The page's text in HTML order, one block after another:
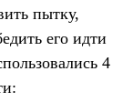
пытку,
его идти
4